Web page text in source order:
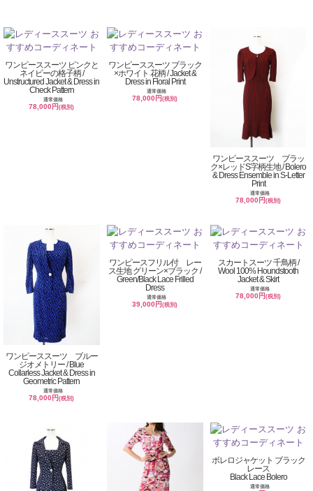
ワンピーススーツ ピンクと
ネイビーの格子柄 /
Unstructured Jacket & Dress in
Check Pattern
通常価格
78,000円(税別)
ワンピーススーツ ブラック
×ホワイト 花柄 / Jacket &
Dress in Floral Print
通常価格
78,000円(税別)
ワンピーススーツ ブラッ
ク×レッドS字柄生地 / Bolero
& Dress Ensemble in S-Letter
Print
通常価格
78,000円(税別)
ワンピーススーツ ブルー
ジオメトリー / Blue
Collarless Jacket & Dress in
Geometric Pattern
通常価格
78,000円(税別)
ワンピースフリル付 レー
ス生地 グリーン×ブラック /
Green/Black Lace Frilled
Dress
通常価格
39,000円(税別)
スカートスーツ 千鳥柄 /
Wool 100% Houndstooth
Jacket & Skirt
通常価格
78,000円(税別)
ボレロジャケット ブラック
レース
Black Lace Bolero
通常価格